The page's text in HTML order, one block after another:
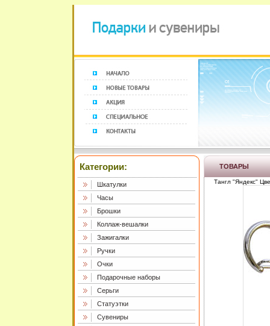
Категории:
Шкатулки
Часы
Брошки
Коллаж-вешалки
Зажигалки
Ручки
Очки
Подарочные наборы
Серьги
Статуэтки
Сувениры
ТОВАРЫ
Тангл "Яндекс"